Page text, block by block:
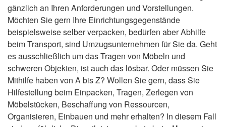
gänzlich an Ihren Anforderungen und Vorstellungen.
Möchten Sie gern Ihre Einrichtungsgegenstände
beispielsweise selber verpacken, bedürfen aber Abhilfe
beim Transport, sind Umzugsunternehmen für Sie da. Geht
es ausschließlich um das Tragen von Möbeln und
schweren Objekten, ist auch das lösbar. Oder müssen Sie
Mithilfe haben von A bis Z? Wollen Sie gern, dass Sie
Hilfestellung beim Einpacken, Tragen, Zerlegen von
Möbelstücken, Beschaffung von Ressourcen,
Organisieren, Einbauen und mehr erhalten? In diesem Fall